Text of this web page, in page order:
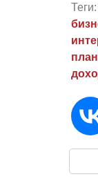
Теги:
план